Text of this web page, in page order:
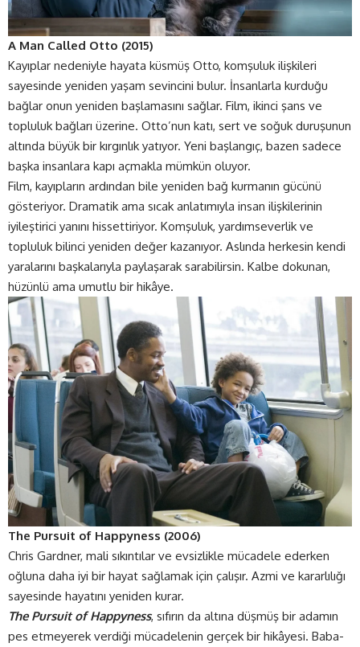
A Man Called Otto (2015)
Kayıplar nedeniyle hayata küsmüş Otto, komşuluk ilişkileri
sayesinde yeniden yaşam sevincini bulur. İnsanlarla kurduğu
bağlar onun yeniden başlamasını sağlar. Film, ikinci şans ve
topluluk bağları üzerine. Otto’nun katı, sert ve soğuk duruşunun
altında büyük bir kırgınlık yatıyor. Yeni başlangıç, bazen sadece
başka insanlara kapı açmakla mümkün oluyor.
Film, kayıpların ardından bile yeniden bağ kurmanın gücünü
gösteriyor. Dramatik ama sıcak anlatımıyla insan ilişkilerinin
iyileştirici yanını hissettiriyor. Komşuluk, yardımseverlik ve
topluluk bilinci yeniden değer kazanıyor. Aslında herkesin kendi
yaralarını başkalarıyla paylaşarak sarabilirsin. Kalbe dokunan,
hüzünlü ama umutlu bir hikâye.
The Pursuit of Happyness (2006)
Chris Gardner, mali sıkıntılar ve evsizlikle mücadele ederken
oğluna daha iyi bir hayat sağlamak için çalışır. Azmi ve kararlılığı
sayesinde hayatını yeniden kurar.
The Pursuit of Happyness, sıfırın da altına düşmüş bir adamın
pes etmeyerek verdiği mücadelenin gerçek bir hikâyesi. Baba-